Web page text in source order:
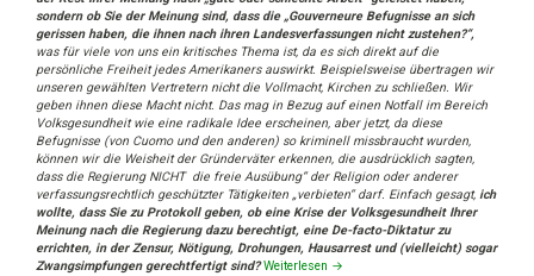
sondern ob Sie der Meinung sind, dass die „Gouverneure Befugnisse an sich
gerissen haben, die ihnen nach ihren Landesverfassungen nicht zustehen?“,
wasfür viele von uns ein kritisches Thema ist, da es sich direkt auf die
persönliche Freiheit jedes Amerikaners auswirkt. Beispielsweise übertragen wir
unseren gewählten Vertretern nicht die Vollmacht, Kirchen zu schließen. Wir
geben ihnen diese Macht nicht. Das mag in Bezug auf einen Notfall im Bereich
Volksgesundheit wie eine radikale Idee erscheinen, aber jetzt, da diese
Befugnisse (von Cuomo und den anderen) so kriminell missbraucht wurden,
können wir die Weisheit der Gründerväter erkennen, die ausdrücklich sagten,
dass die Regierung NICHT die freie Ausübung“ der Religion oder anderer
verfassungsrechtlich geschützter Tätigkeiten „verbieten“ darf. Einfach gesagt, ich
wollte, dass Sie zu Protokoll geben, ob eine Krise der Volksgesundheit Ihrer
Meinung nach die Regierung dazu berechtigt, eine De-facto-Diktatur zu
errichten, in der Zensur, Nötigung, Drohungen, Hausarrest und (vielleicht) sogar
Zwangsimpfungen gerechtfertigt sind? Weiterlesen →